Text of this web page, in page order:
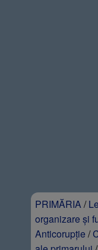
PRIMĂRIA/
organizare și
Anticorupție /